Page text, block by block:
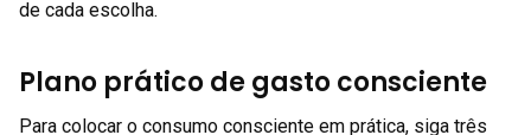
de cada escolha.
Plano prático de gasto consciente
Para colocar o consumo consciente em prática, siga três